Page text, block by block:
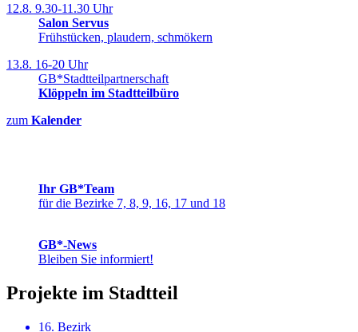
12.8. 9.30-11.30 Uhr
Salon Servus
Frühstücken, plaudern, schmökern
13.8. 16-20 Uhr
GB*Stadt­teil­part­ner­schaft
Klöppeln im Stadtteilbüro
zum Kalender
Ihr GB*Team
für die Bezirke 7, 8, 9, 16, 17 und 18
GB*-News
Bleiben Sie informiert!
Projekte im Stadtteil
16. Bezirk